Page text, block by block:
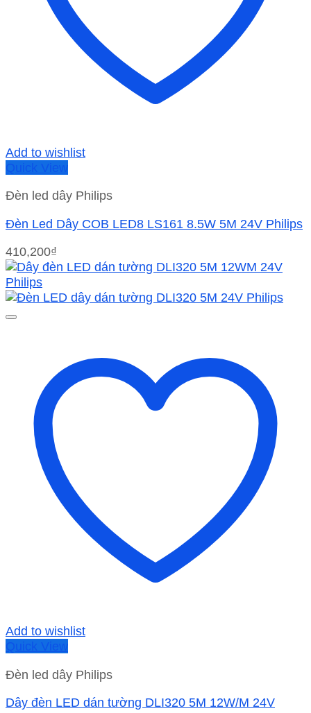
Add to wishlist
Quick View
Đèn led dây Philips
Đèn Led Dây COB LED8 LS161 8.5W 5M 24V Philips
410,200₫
Add to wishlist
Quick View
Đèn led dây Philips
Dây đèn LED dán tường DLI320 5M 12W/M 24V